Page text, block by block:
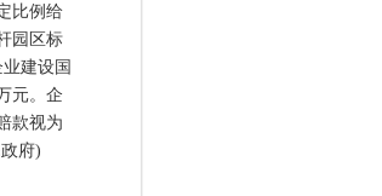
比例给
园区标
建设国
元。企
款视为
府)